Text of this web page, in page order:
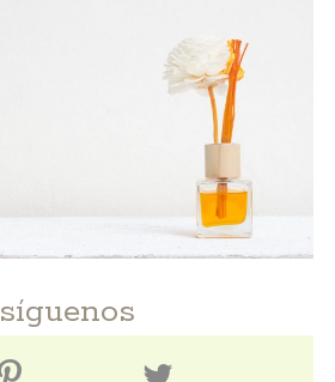
síguenos